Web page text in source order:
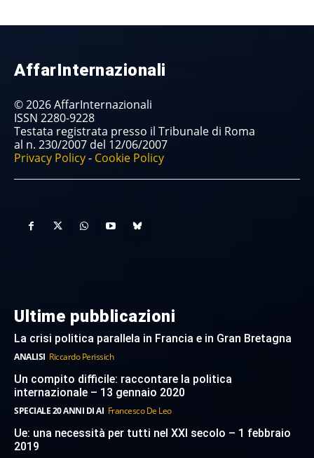
AffarInternazionali
© 2026 AffarInternazionali
ISSN 2280-9228
Testata registrata presso il Tribunale di Roma
al n. 230/2007 del 12/06/2007
Privacy Policy- Cookie Policy
Ultime pubblicazioni
La crisi politica parallela in Francia e in Gran Bretagna
ANALISI Riccardo Perissich
Un compito difficile: raccontare la politica
internazionale – 13 gennaio 2020
SPECIALE 20 ANNI DI AI Francesco De Leo
Ue: una necessità per tutti nel XXI secolo – 1 febbraio
2019